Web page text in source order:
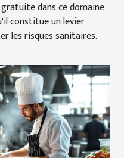
dans ce domaine
constitue un levier
les risques sanitaires.